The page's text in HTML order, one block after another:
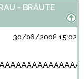
- BRÄUTE
30/06/2008